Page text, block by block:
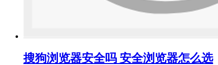
搜狗浏览器安全吗 安全浏览器怎么选